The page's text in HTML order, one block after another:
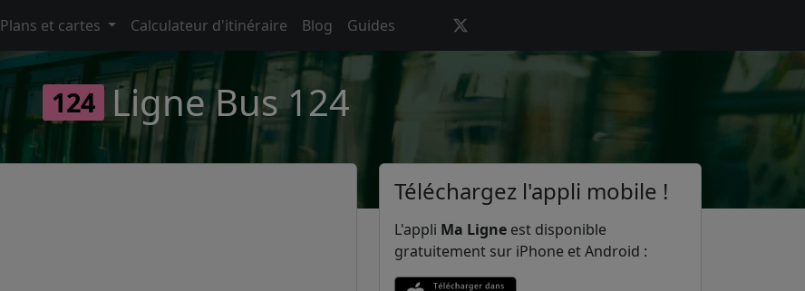
Plans et cartes Calculateur d'itinéraire Blog Guides
124 Ligne Bus 124
Téléchargez l'appli mobile !
L'appli Ma Ligne est disponible
gratuitement sur iPhone et Android :